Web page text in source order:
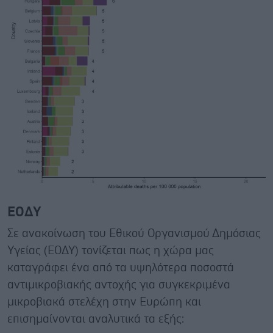
ΕΟΔΥ
Σε ανακοίνωση του Εθικού Οργανισμού Δημόσιας
Υγείας (ΕΟΔΥ) τονίζεται πως η χώρα μας
καταγράφει ένα από τα υψηλότερα ποσοστά
αντιμικροβιακής αντοχής για συγκεκριμένα
μικροβιακά στελέχη στην Ευρώπη και
επισημαίνονται αναλυτικά τα εξής: